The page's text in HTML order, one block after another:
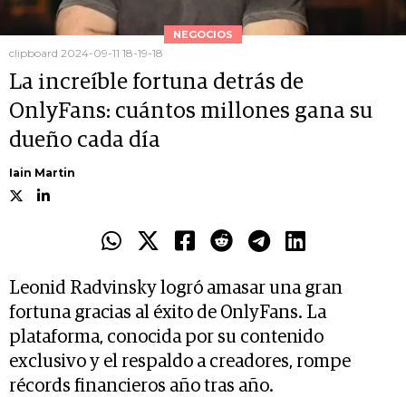
NEGOCIOS
clipboard 2024-09-11 18-19-18
La increíble fortuna detrás de
OnlyFans: cuántos millones gana su
dueño cada día
Iain Martin
Leonid Radvinsky logró amasar una gran
fortuna gracias al éxito de OnlyFans. La
plataforma, conocida por su contenido
exclusivo y el respaldo a creadores, rompe
récords financieros año tras año.